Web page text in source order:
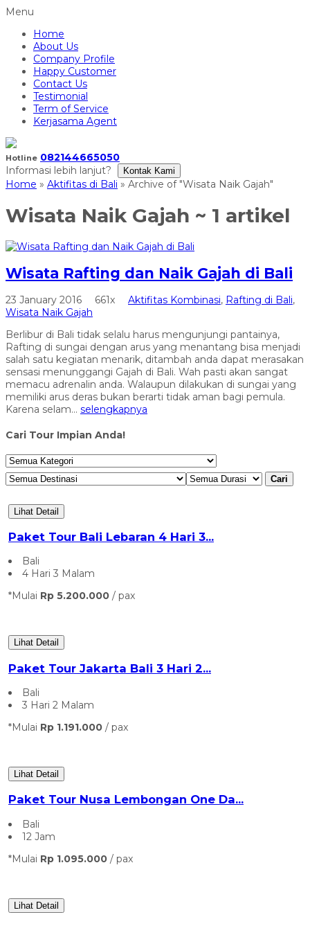
Menu
Home
About Us
Company Profile
Happy Customer
Contact Us
Testimonial
Term of Service
Kerjasama Agent
Hotline 082144665050
Informasi lebih lanjut?
Kontak Kami
Home » Aktifitas di Bali » Archive of "Wisata Naik Gajah"
Wisata Naik Gajah ~ 1 artikel
Wisata Rafting dan Naik Gajah di Bali
23 January 2016 661x Aktifitas Kombinasi, Rafting di Bali,
Wisata Naik Gajah
Berlibur di Bali tidak selalu harus mengunjungi pantainya,
Rafting di sungai dengan arus yang menantang bisa menjadi
salah satu kegiatan menarik, ditambah anda dapat merasakan
sensasi menunggangi Gajah di Bali. Wah pasti akan sangat
memacu adrenalin anda. Walaupun dilakukan di sungai yang
memiliki arus deras bukan berarti tidak aman bagi pemula.
Karena selam... selengkapnya
Cari Tour Impian Anda!
Cari
Lihat Detail
Paket Tour Bali Lebaran 4 Hari 3...
Bali
4 Hari 3 Malam
*Mulai Rp 5.200.000 / pax
Lihat Detail
Paket Tour Jakarta Bali 3 Hari 2...
Bali
3 Hari 2 Malam
*Mulai Rp 1.191.000 / pax
Lihat Detail
Paket Tour Nusa Lembongan One Da...
Bali
12 Jam
*Mulai Rp 1.095.000 / pax
Lihat Detail